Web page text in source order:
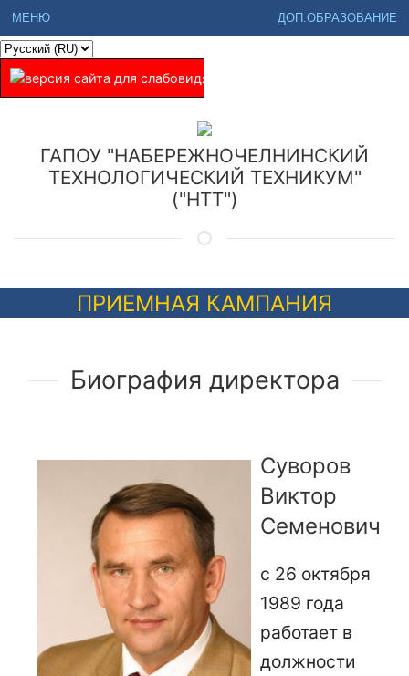
ДОП.ОБРАЗОВАНИЕ
МЕНЮ
ГАПОУ "НАБЕРЕЖНОЧЕЛНИНСКИЙ
ТЕХНОЛОГИЧЕСКИЙ ТЕХНИКУМ"
("НТТ")
ПРИЕМНАЯ КАМПАНИЯ
Биография директора
Суворов
Виктор
Семенович
с 26 октября
1989 года
работает в
должности